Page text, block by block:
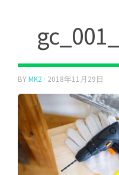
BYMK2 · 2018年11月29日